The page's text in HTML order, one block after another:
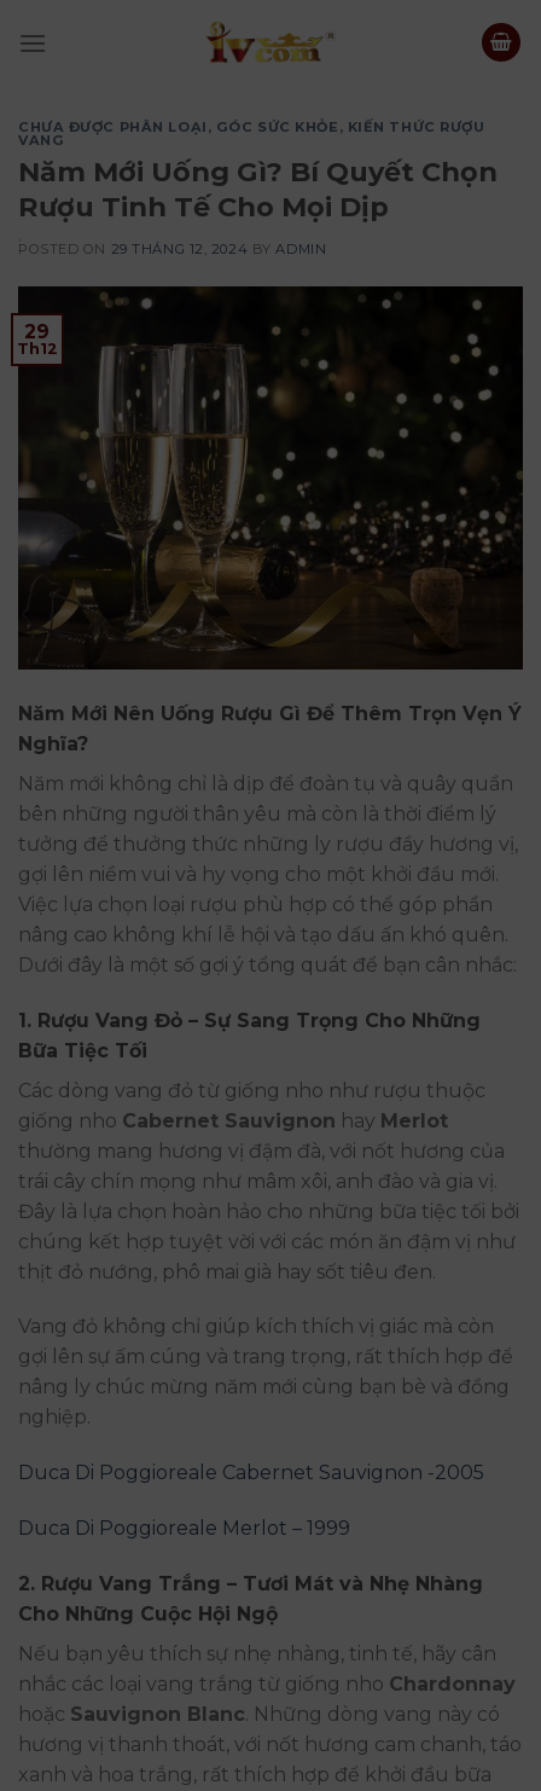
CHƯA ĐƯỢC PHÂN LOẠI , GÓC SỨC KHỎE , KIẾN THỨC RƯỢU
VANG
Năm Mới Uống Gì? Bí Quyết Chọn
Rượu Tinh Tế Cho Mọi Dịp
POSTED ON 29 THÁNG 12, 2024 BY ADMIN
29
Th12
Năm Mới Nên Uống Rượu Gì Để Thêm Trọn Vẹn Ý
Nghĩa?
Năm mới không chỉ là dịp để đoàn tụ và quây quần
bên những người thân yêu mà còn là thời điểm lý
tưởng để thưởng thức những ly rượu đầy hương vị,
gợi lên niềm vui và hy vọng cho một khởi đầu mới.
Việc lựa chọn loại rượu phù hợp có thể góp phần
nâng cao không khí lễ hội và tạo dấu ấn khó quên.
Dưới đây là một số gợi ý tổng quát để bạn cân nhắc:
1. Rượu Vang Đỏ – Sự Sang Trọng Cho Những
Bữa Tiệc Tối
Các dòng vang đỏ từ giống nho như rượu thuộc
giống nho Cabernet Sauvignon hay Merlot
thường mang hương vị đậm đà, với nốt hương của
trái cây chín mọng như mâm xôi, anh đào và gia vị.
Đây là lựa chọn hoàn hảo cho những bữa tiệc tối bởi
chúng kết hợp tuyệt vời với các món ăn đậm vị như
thịt đỏ nướng, phô mai già hay sốt tiêu đen.
Vang đỏ không chỉ giúp kích thích vị giác mà còn
gợi lên sự ấm cúng và trang trọng, rất thích hợp để
nâng ly chúc mừng năm mới cùng bạn bè và đồng
nghiệp.
Duca Di Poggioreale Cabernet Sauvignon -2005
Duca Di Poggioreale Merlot – 1999
2. Rượu Vang Trắng – Tươi Mát và Nhẹ Nhàng
Cho Những Cuộc Hội Ngộ
Nếu bạn yêu thích sự nhẹ nhàng, tinh tế, hãy cân
nhắc các loại vang trắng từ giống nho Chardonnay
hoặc Sauvignon Blanc. Những dòng vang này có
hương vị thanh thoát, với nốt hương cam chanh, táo
xanh và hoa trắng, rất thích hợp để khởi đầu bữa